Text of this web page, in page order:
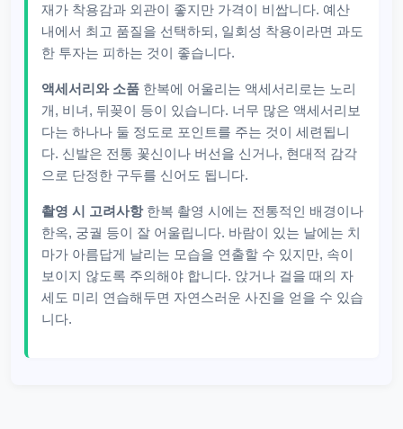
재가 착용감과 외관이 좋지만 가격이 비쌉니다. 예산
내에서 최고 품질을 선택하되, 일회성 착용이라면 과도
한 투자는 피하는 것이 좋습니다.
액세서리와 소품 한복에 어울리는 액세서리로는 노리
개, 비녀, 뒤꽂이 등이 있습니다. 너무 많은 액세서리보
다는 하나나 둘 정도로 포인트를 주는 것이 세련됩니
다. 신발은 전통 꽃신이나 버선을 신거나, 현대적 감각
으로 단정한 구두를 신어도 됩니다.
촬영 시 고려사항한복 촬영 시에는 전통적인 배경이나
한옥, 궁궐 등이 잘 어울립니다. 바람이 있는 날에는 치
마가 아름답게 날리는 모습을 연출할 수 있지만, 속이
보이지 않도록 주의해야 합니다. 앉거나 걸을 때의 자
세도 미리 연습해두면 자연스러운 사진을 얻을 수 있습
니다.